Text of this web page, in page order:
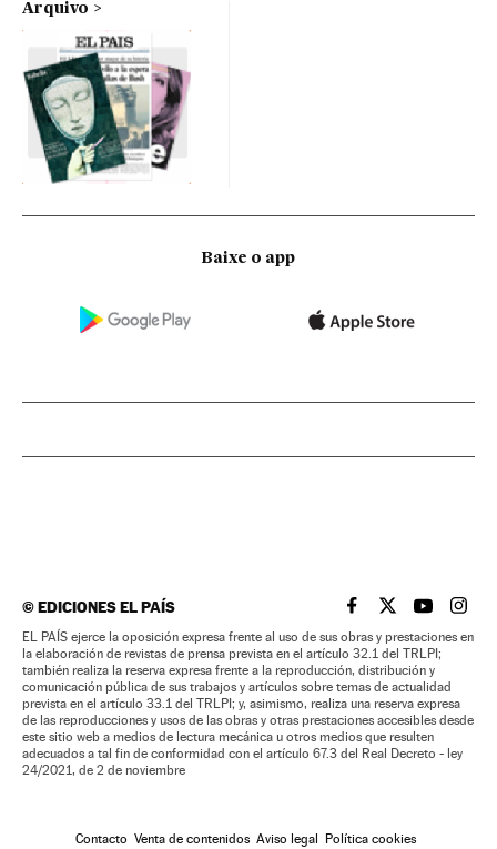
Arquivo
Baixe o app
©EDICIONES EL PAÍS EL PAÍS BRASIL EN
EL PAÍSEL PAÍS
EL
EL PAÍS ejerce la oposición expresa frente al uso de sus obras y prestaciones en
la elaboración de revistas de prensa prevista en el artículo 32.1 del TRLPI;
también realiza la reserva expresa frente a la reproducción, distribución y
comunicación pública de sus trabajos y artículos sobre temas de actualidad
prevista en el artículo 33.1 del TRLPI; y, asimismo, realiza una reserva expresa
de las reproducciones y usos de las obras y otras prestaciones accesibles desde
este sitio web a medios de lectura mecánica u otros medios que resulten
adecuados a tal fin de conformidad con el artículo 67.3 del Real Decreto - ley
24/2021, de 2 de noviembre
Contacto Venta de contenidos Aviso legal Política cookies